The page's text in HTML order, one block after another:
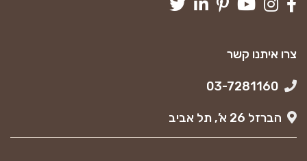
צרו איתנו קשר
הברזל 26 א’, תל אביב